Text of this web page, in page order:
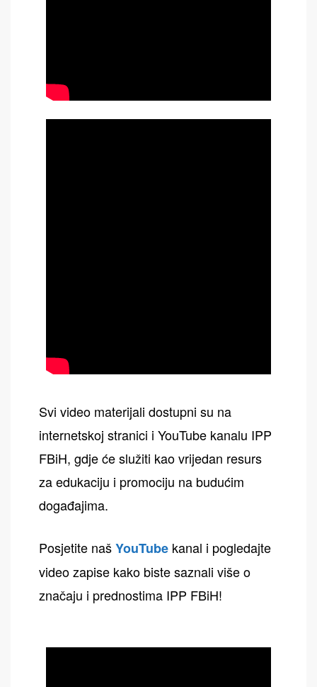
Svi video materijali dostupni su na
internetskoj stranici i YouTube kanalu IPP
FBiH, gdje će služiti kao vrijedan resurs
za edukaciju i promociju na budućim
događajima.
Posjetite našYouTube kanal i pogledajte
video zapise kako biste saznali više o
značaju i prednostima IPP FBiH!